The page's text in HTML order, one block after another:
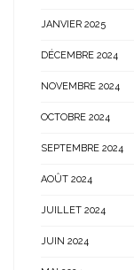
JANVIER 2025
DÉCEMBRE 2024
NOVEMBRE 2024
OCTOBRE 2024
SEPTEMBRE 2024
AOÛT 2024
JUILLET 2024
JUIN 2024